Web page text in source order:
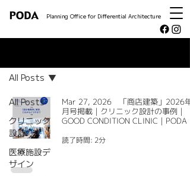
Planning Office for Differential Architecture
All Posts
クリニック
設計
医療施設デ
ザイン
All Posts
Mar 27, 2026 「商店建築」2026年
月号掲載｜クリニック設計の事例｜
GOOD CONDITION CLINIC｜PODA
読了時間: 2分